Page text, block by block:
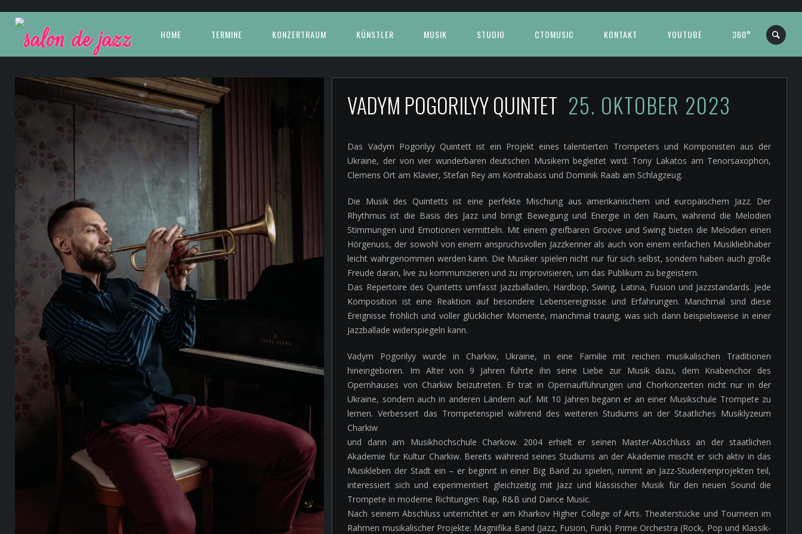
HOME TERMINE KONZERTRAUM KÜNSTLER MUSIK STUDIO CTOMUSIC KONTAKT YOUTUBE 360°
VADYM POGORILYY QUINTET 25. OKTOBER 2023
Das Vadym Pogorilyy Quintett ist ein Projekt eines talentierten Trompeters und Komponisten aus der
Ukraine, der von vier wunderbaren deutschen Musikern begleitet wird: Tony Lakatos am Tenorsaxophon,
Clemens Ort am Klavier, Stefan Rey am Kontrabass und Dominik Raab am Schlagzeug.
Die Musik des Quintetts ist eine perfekte Mischung aus amerikanischem und europäischem Jazz. Der
Rhythmus ist die Basis des Jazz und bringt Bewegung und Energie in den Raum, während die Melodien
Stimmungen und Emotionen vermitteln. Mit einem greifbaren Groove und Swing bieten die Melodien einen
Hörgenuss, der sowohl von einem anspruchsvollen Jazzkenner als auch von einem einfachen Musikliebhaber
leicht wahrgenommen werden kann. Die Musiker spielen nicht nur für sich selbst, sondern haben auch große
Freude daran, live zu kommunizieren und zu improvisieren, um das Publikum zu begeistern.
Das Repertoire des Quintetts umfasst Jazzballaden, Hardbop, Swing, Latina, Fusion und Jazzstandards. Jede
Komposition ist eine Reaktion auf besondere Lebensereignisse und Erfahrungen. Manchmal sind diese
Ereignisse fröhlich und voller glücklicher Momente, manchmal traurig, was sich dann beispielsweise in einer
Jazzballade widerspiegeln kann.
Vadym Pogorilyy wurde in Charkiw, Ukraine, in eine Familie mit reichen musikalischen Traditionen
hineingeboren. Im Alter von 9 Jahren führte ihn seine Liebe zur Musik dazu, dem Knabenchor des
Opernhauses von Charkiw beizutreten. Er trat in Opernaufführungen und Chorkonzerten nicht nur in der
Ukraine, sondern auch in anderen Ländern auf. Mit 10 Jahren begann er an einer Musikschule Trompete zu
lernen. Verbessert das Trompetenspiel während des weiteren Studiums an der Staatliches Musiklyzeum
Charkiw
und dann am Musikhochschule Charkow. 2004 erhielt er seinen Master-Abschluss an der staatlichen
Akademie für Kultur Charkiw. Bereits während seines Studiums an der Akademie mischt er sich aktiv in das
Musikleben der Stadt ein – er beginnt in einer Big Band zu spielen, nimmt an Jazz-Studentenprojekten teil,
interessiert sich und experimentiert gleichzeitig mit Jazz und klassischer Musik für den neuen Sound die
Trompete in moderne Richtungen: Rap, R&B und Dance Music.
Nach seinem Abschluss unterrichtet er am Kharkov Higher College of Arts. Theaterstücke und Tourneen im
Rahmen musikalischer Projekte: Magnifika Band (Jazz, Fusion, Funk) Prime Orchestra (Rock, Pop und Klassik-